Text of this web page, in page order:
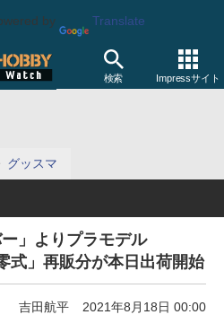
by Translate
検索 Impressサイト
グッスマ
」よりプラモデル
式」再販分が本日出荷開始
吉田航平 2021年8月18日 00:00